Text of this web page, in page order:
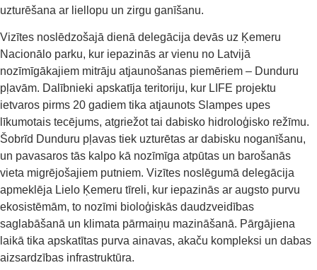
uzturēšana ar liellopu un zirgu ganīšanu.
Vizītes noslēdzošajā dienā delegācija devās uz Ķemeru
Nacionālo parku, kur iepazinās ar vienu no Latvijā
nozīmīgākajiem mitrāju atjaunošanas piemēriem – Dunduru
pļavām. Dalībnieki apskatīja teritoriju, kur LIFE projektu
ietvaros pirms 20 gadiem tika atjaunots Slampes upes
līkumotais tecējums, atgriežot tai dabisko hidroloģisko režīmu.
Šobrīd Dunduru pļavas tiek uzturētas ar dabisku noganīšanu,
un pavasaros tās kalpo kā nozīmīga atpūtas un barošanās
vieta migrējošajiem putniem. Vizītes noslēgumā delegācija
apmeklēja Lielo Ķemeru tīreli, kur iepazinās ar augsto purvu
ekosistēmām, to nozīmi bioloģiskās daudzveidības
saglabāšanā un klimata pārmaiņu mazināšanā. Pārgājiena
laikā tika apskatītas purva ainavas, akaču kompleksi un dabas
aizsardzības infrastruktūra.